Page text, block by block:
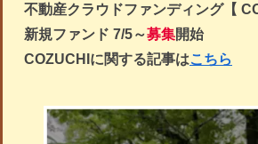
不動産クラウドファンディング【
新規ファンド 7/5～募集開始
COZUCHIに関する記事はこちら